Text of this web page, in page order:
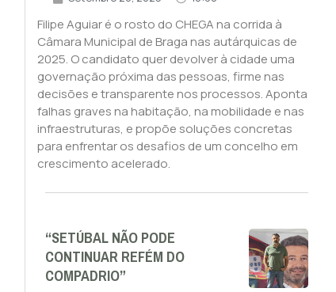
Filipe Aguiar é o rosto do CHEGA na corrida à
Câmara Municipal de Braga nas autárquicas de
2025. O candidato quer devolver à cidade uma
governação próxima das pessoas, firme nas
decisões e transparente nos processos. Aponta
falhas graves na habitação, na mobilidade e nas
infraestruturas, e propõe soluções concretas
para enfrentar os desafios de um concelho em
crescimento acelerado.
“SETÚBAL NÃO PODE
CONTINUAR REFÉM DO
COMPADRIO”